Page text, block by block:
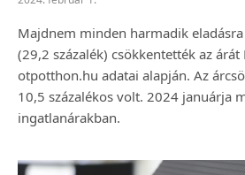
Majdnem minden harmadik
(29,2 százalék) csökkentették az
otpotthon.hu adatai alapján. Az
10,5 százalékos volt. 2024 januárja
ingatlanárakban.